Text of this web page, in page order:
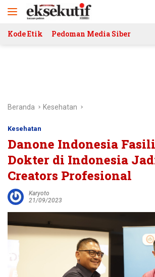
Kode Etik Pedoman Media Siber
Beranda Kesehatan
Kesehatan
Danone Indonesia
Dokter di Indonesia
Creators Profesional
Karyoto
21/09/2023